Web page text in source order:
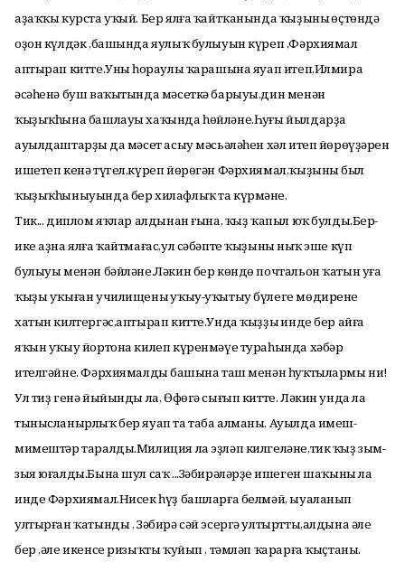
аҙаҡҡы курста уҡый. Бер ялға ҡайтҡанында ҡыҙының өҫтөндә
оҙон күлдәк ,башында яулыҡ булыуын күреп ,Фәрхиямал
аптырап китте.Уның һораулы ҡарашына яуап итеп,Илмира
әсәһенә буш ваҡытында мәсеткә барыуы,дин менән
ҡыҙыҡһына башлауы хаҡында һөйләне.Һуңғы йылдарҙа
ауылдаштарҙың да мәсет асыу мәсьәләһен хәл итеп йөрөүҙәрен
ишетеп кенә түгел,күреп йөрөгән Фәрхиямал,ҡыҙының был
ҡыҙыҡһыныуында бер хилафлыҡ та күрмәне.
Тик... диплом яҡлар алдынан ғына, ҡыҙ ҡапыл юҡ булды.Бер-
ике аҙна ялға ҡайтмағас,ул сәбәпте ҡыҙының ныҡ эше күп
булыуы менән бәйләне.Ләкин бер көндө почтальон ҡатын уға
ҡыҙы уҡыған училищеның уҡыу-уҡытыу бүлеге мөдиренең
хатын килтергәс,аптырап китте.Унда ҡыҙҙың инде бер айға
яҡын уҡыу йортона килеп күренмәүе тураһында хәбәр
ителгәйне. Фәрхиямалдың башына таш менән һуҡтылармы ни!
Ул тиҙ генә йыйынды ла, Өфөгә сығып китте. Ләкин унда ла
тынысланырлыҡ бер яуап та таба алманы. Ауылда имеш-
мимештәр таралды.Милиция ла эҙләп килгеләне,тик ҡыҙ зым-
зыя юғалды.Бына шул саҡ ...Зәбирәләрҙең ишеген шаҡыны ла
инде Фәрхиямал.Нисек һүҙ башларға белмәй, ыуаланып
ултырған ҡатынды , Зәбирә сәй эсергә ултыртты,алдына әле
бер ,әле икенсе ризыҡты ҡуйып , тәмләп ҡарарға ҡыҫтаны.